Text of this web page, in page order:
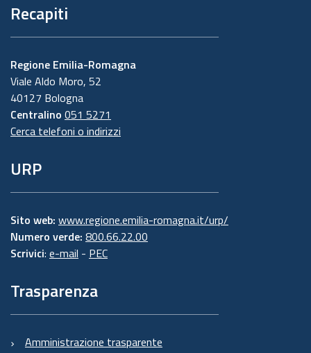
Recapiti
Regione Emilia-Romagna
Viale Aldo Moro, 52
40127 Bologna
Centralino 051 5271
Cerca telefoni o indirizzi
URP
Sito web: www.regione.emilia-romagna.it/urp/
Numero verde: 800.66.22.00
Scrivici: e-mail - PEC
Trasparenza
Amministrazione trasparente